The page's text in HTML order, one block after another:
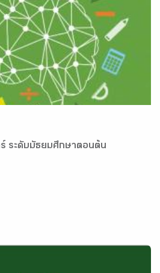
ระดับมัธยมศึกษาตอนต้น